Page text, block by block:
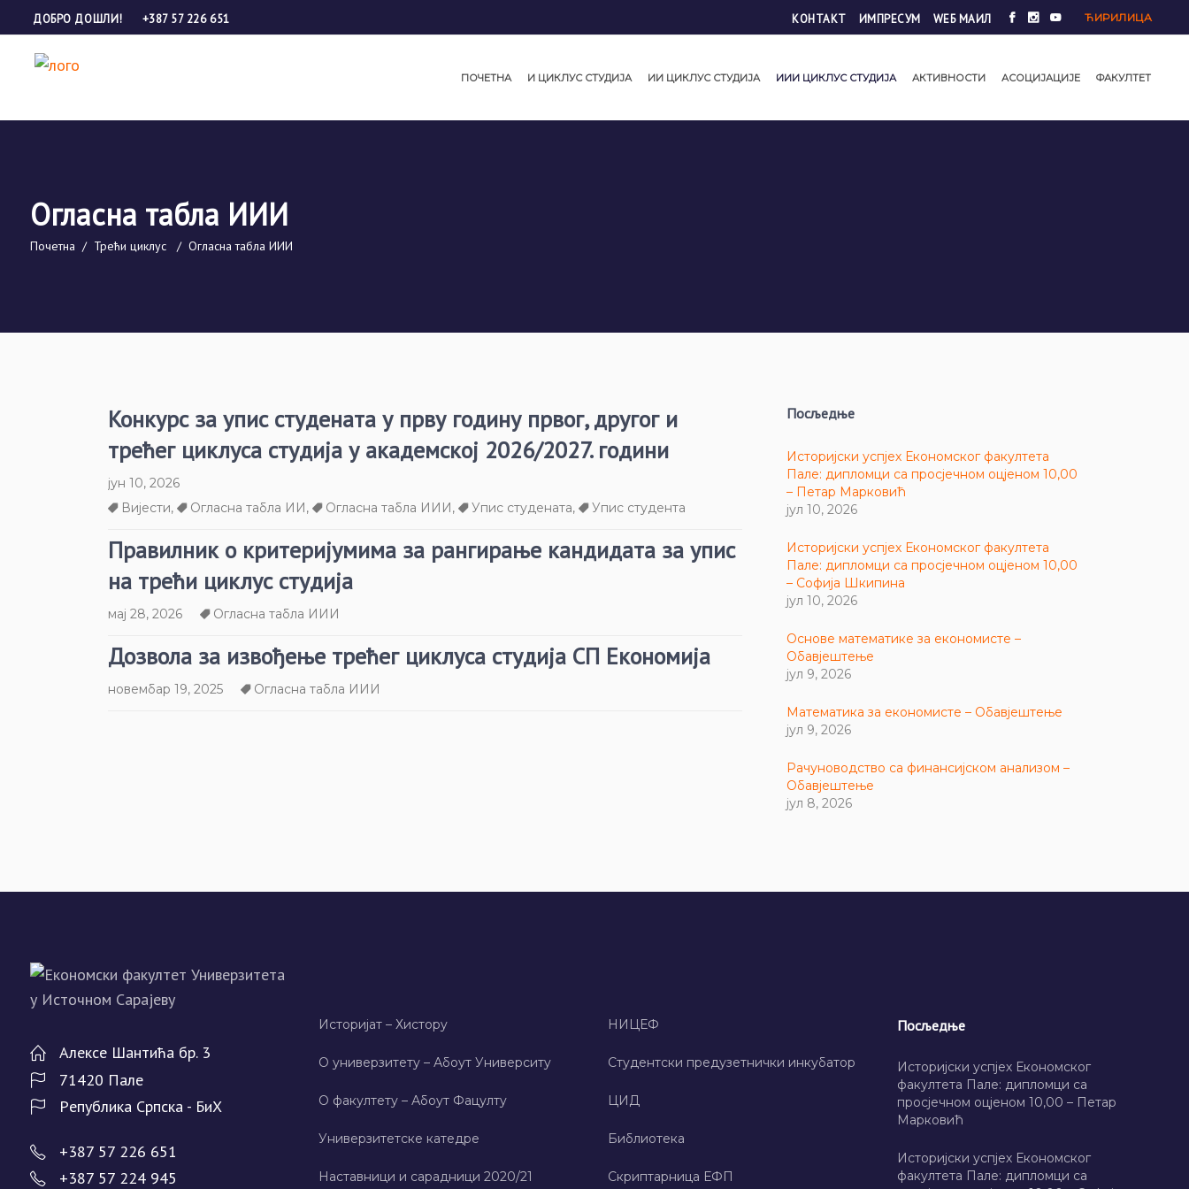
ДОБРО ДОШЛИ! +387 57 226 651 КОНТАКТ ИМПРЕСУМ WЕБ МАИЛ ЋИРИЛИЦА
ПОЧЕТНА И ЦИКЛУС СТУДИЈА ИИ ЦИКЛУС СТУДИЈА ИИИ ЦИКЛУС СТУДИЈА АКТИВНОСТИ АСОЦИЈАЦИЈЕ ФАКУЛТЕТ
Огласна табла ИИИ
Почетна / Трећи циклус / Огласна табла ИИИ
Конкурс за упис студената у прву годину првог, другог и
трећег циклуса студија у академској 2026/2027. години
јун 10, 2026
Вијести, Огласна табла ИИ, Огласна табла ИИИ, Упис студената, Упис студента
Правилник о критеријумима за рангирање кандидата за упис
на трећи циклус студија
мај 28, 2026 Огласна табла ИИИ
Дозвола за извођење трећег циклуса студија СП Економија
новембар 19, 2025 Огласна табла ИИИ
Посљедње
Историјски успјех Економског факултета
Пале: дипломци са просјечном оцјеном 10,00
– Петар Марковић
јул 10, 2026
Историјски успјех Економског факултета
Пале: дипломци са просјечном оцјеном 10,00
– Софија Шкипина
јул 10, 2026
Основе математике за економисте –
Обавјештење
јул 9, 2026
Математика за економисте – Обавјештење
јул 9, 2026
Рачуноводство са финансијском анализом –
Обавјештење
јул 8, 2026
Алeксe Шантића бр. 3
71420 Палe
Рeпублика Српска - БиХ
+387 57 226 651
+387 57 224 945
Историјат – Хисторy
О универзитету – Абоут Университy
О факултету – Абоут Фацултy
Универзитетске катедре
Наставници и сарадници 2020/21
НИЦЕФ
Студентски предузетнички инкубатор
ЦИД
Библиотека
Скриптарница ЕФП
Посљедње
Историјски успјех Економског
факултета Пале: дипломци са
просјечном оцјеном 10,00 – Петар
Марковић
Историјски успјех Економског
факултета Пале: дипломци са